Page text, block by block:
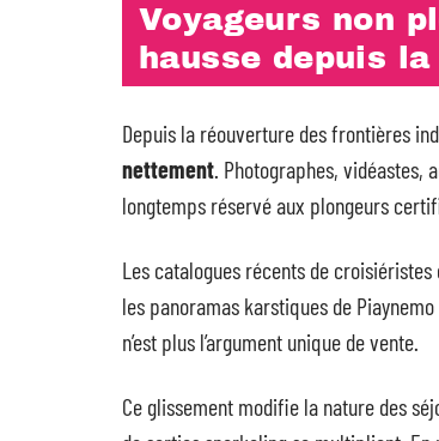
Voyageurs non
hausse depuis
Depuis la réouverture des frontières
nettement. Photographes, vidéastes,
longtemps réservé aux plongeurs
Les catalogues récents de
les panoramas karstiques de
n’est plus l’argument unique de vente.
Ce glissement modifie la nature des